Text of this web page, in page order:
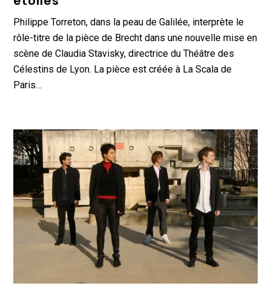
Philippe Torreton, dans la peau de Galilée, interprète le
rôle-titre de la pièce de Brecht dans une nouvelle mise en
scène de Claudia Stavisky, directrice du Théâtre des
Célestins de Lyon. La pièce est créée à La Scala de
Paris…